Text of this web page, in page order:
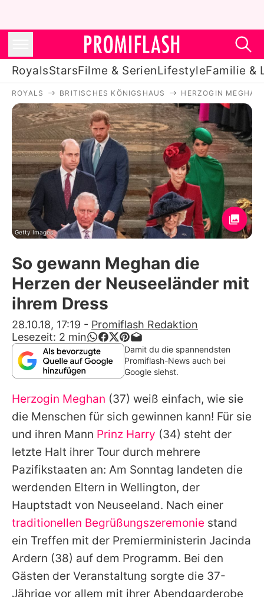
RoyalsStarsFilme & SerienLifestyleFamilie &
Royals
Stars
Filme & Serien
Lifestyle
Familie & Liebe
Promiflash Exklusiv
Alle Themen auf Promiflash
App runterladen
Team
Redaktionelle Richtlinien
Impressum
Datenschutzerklärung
Nutzungsbedingungen
Utiq verwalten
ROYALS BRITISCHES KÖNIGSHAUS HERZOGIN MEGHAN
Getty Images
So gewann Meghan die
Herzen der Neuseeländer mit
ihrem Dress
28.10.18, 17:19 - Promiflash Redaktion
Lesezeit: 2 min
Damit du die spannendsten
Promiflash-News auch bei
Google siehst.
Herzogin Meghan (37) weiß einfach, wie sie
die Menschen für sich gewinnen kann! Für sie
und ihren Mann Prinz Harry (34) steht der
letzte Halt ihrer Tour durch mehrere
Pazifikstaaten an: Am Sonntag landeten die
werdenden Eltern in Wellington, der
Hauptstadt von Neuseeland. Nach einer
traditionellen Begrüßungszeremonie stand
ein Treffen mit der Premierministerin Jacinda
Ardern (38) auf dem Programm. Bei den
Gästen der Veranstaltung sorgte die 37-
Jährige vor allem mit ihrer Abendgarderobe